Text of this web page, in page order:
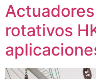
rotativos